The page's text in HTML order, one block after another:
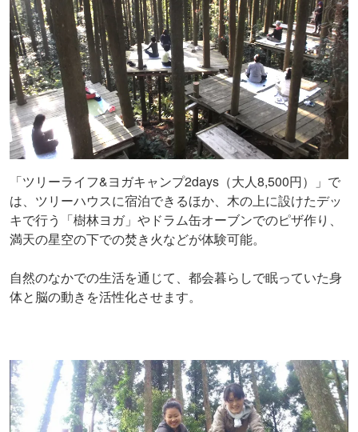
「ツリーライフ&ヨガキャンプ2days（大人8,500円）」で
は、ツリーハウスに宿泊できるほか、木の上に設けたデッ
キで行う「樹林ヨガ」やドラム缶オーブンでのピザ作り、
満天の星空の下での焚き火などが体験可能。
自然のなかでの生活を通じて、都会暮らしで眠っていた身
体と脳の動きを活性化させます。